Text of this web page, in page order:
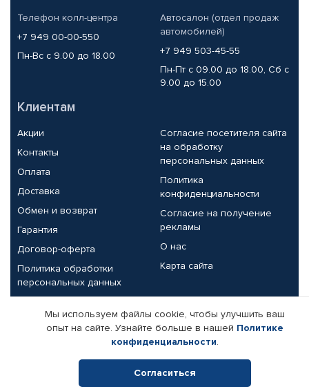
Телефон колл-центра
+7 949 00-00-550
Пн-Вс с 9.00 до 18.00
Автосалон (отдел продаж
автомобилей)
+7 949 503-45-55
Пн-Пт с 09.00 до 18.00, Сб с
9.00 до 15.00
Клиентам
Акции
Контакты
Оплата
Доставка
Обмен и возврат
Гарантия
Договор-оферта
Политика обработки
персональных данных
Согласие посетителя сайта
на обработку
персональных данных
Политика
конфиденциальности
Согласие на получение
рекламы
О нас
Карта сайта
Партнерам
Корпоративным клиентам
Поставщикам
Реквизиты компании
Мы используем файлы cookie, чтобы улучшить ваш
опыт на сайте. Узнайте больше в нашей Политике
конфиденциальности.
Согласиться